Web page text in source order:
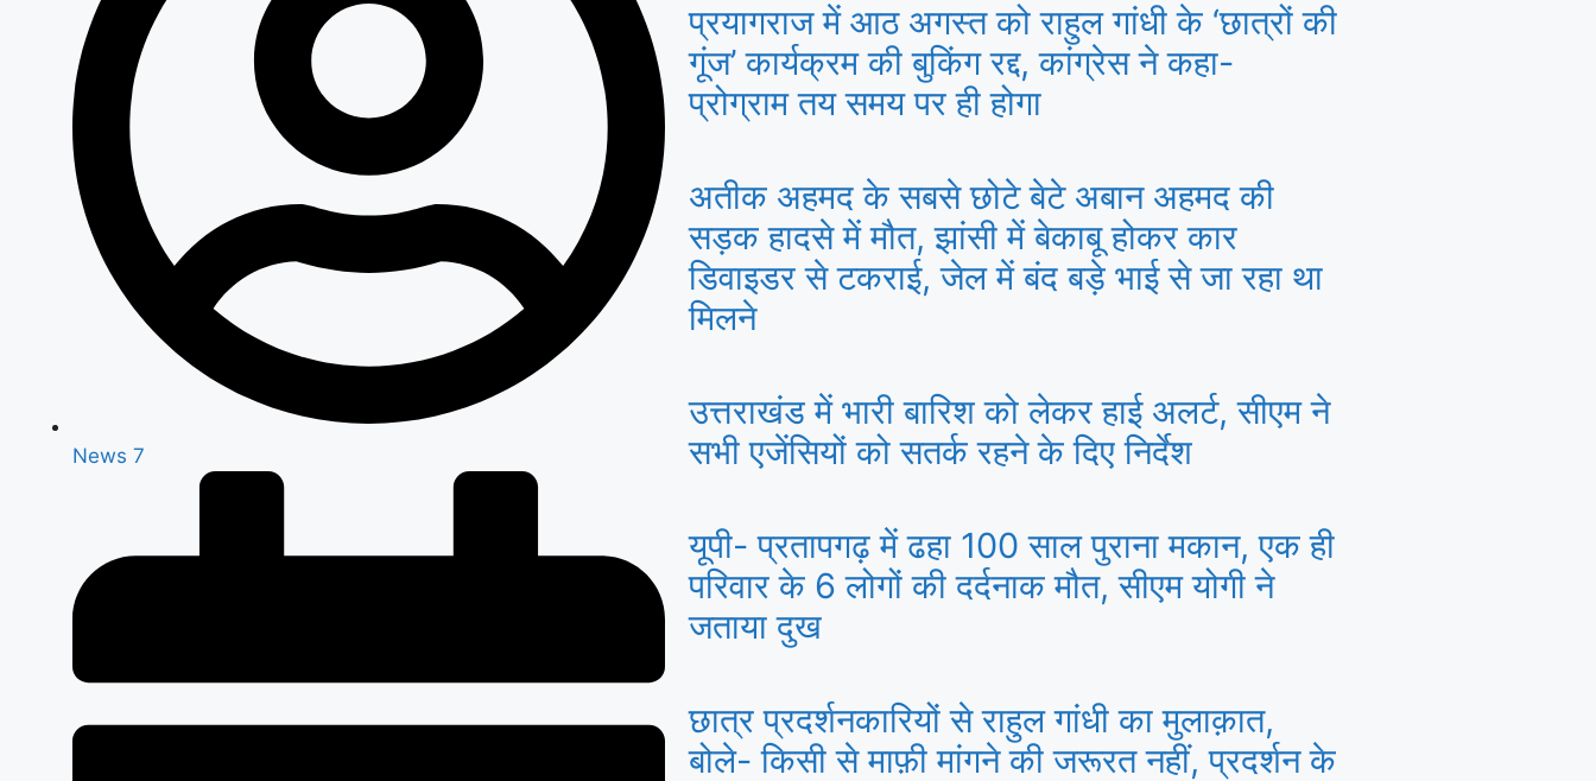
News 7
प्रयागराज में आठ अगस्त को राहुल गांधी के ‘छात्रों की
गूंज’ कार्यक्रम की बुकिंग रद्द, कांग्रेस ने कहा-
प्रोग्राम तय समय पर ही होगा
अतीक अहमद के सबसे छोटे बेटे अबान अहमद की
सड़क हादसे में मौत, झांसी में बेकाबू होकर कार
डिवाइडर से टकराई, जेल में बंद बड़े भाई से जा रहा था
मिलने
उत्तराखंड में भारी बारिश को लेकर हाई अलर्ट, सीएम ने
सभी एजेंसियों को सतर्क रहने के दिए निर्देश
यूपी- प्रतापगढ़ में ढहा 100 साल पुराना मकान, एक ही
परिवार के 6 लोगों की दर्दनाक मौत, सीएम योगी ने
जताया दुख
छात्र प्रदर्शनकारियों से राहुल गांधी का मुलाक़ात,
बोले- किसी से माफ़ी मांगने की जरूरत नहीं, प्रदर्शन के